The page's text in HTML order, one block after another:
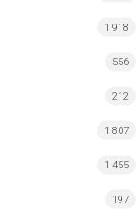
1 918
556
212
1 807
1 455
197